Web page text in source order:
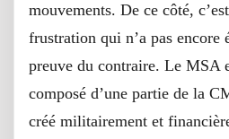
mouvements. De ce côté,
frustration qui n’a pas encore
preuve du contraire. Le MSA
composé d’une partie de la
créé militairement et